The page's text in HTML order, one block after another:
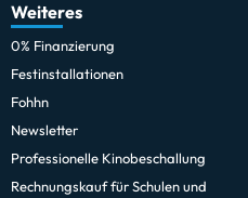
Weiteres
0% Finanzierung
Festinstallationen
Fohhn
Newsletter
Professionelle Kinobeschallung
Rechnungskauf für Schulen und